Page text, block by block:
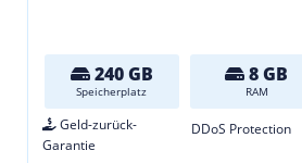
240 GB
Speicherplatz
8 GB
RAM
Geld-zurück-
Garantie
DDoS Protection